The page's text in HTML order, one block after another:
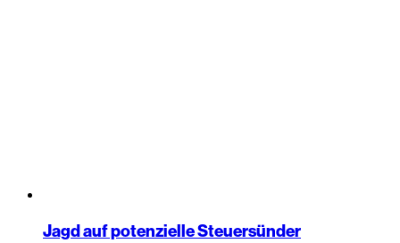
Jagd auf potenzielle Steuersünder